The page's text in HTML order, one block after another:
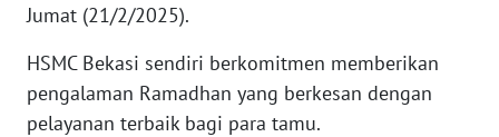
Jumat (21/2/2025).
HSMC Bekasi sendiri berkomitmen memberikan
pengalaman Ramadhan yang berkesan dengan
pelayanan terbaik bagi para tamu.
WN
SULTRA